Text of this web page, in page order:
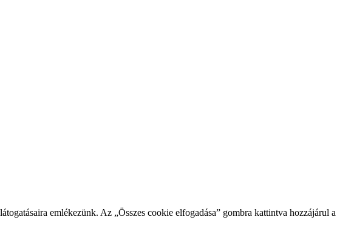
emlékezünk. Az „Összes cookie elfogadása” gombra kattintva hozzájárul a